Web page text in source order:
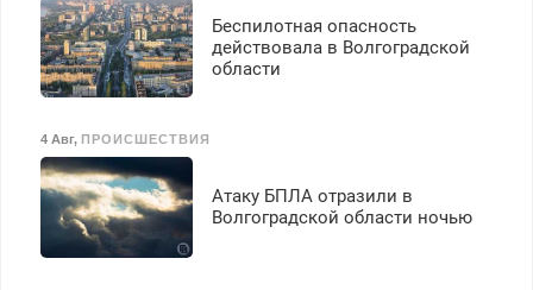
Беспилотная опасность
действовала в Волгоградской
области
4 Авг, ПРОИСШЕСТВИЯ
Атаку БПЛА отразили в
Волгоградской области ночью